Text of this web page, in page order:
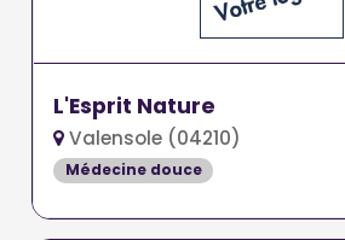
L'Esprit Nature
Valensole (04210)
Médecine douce